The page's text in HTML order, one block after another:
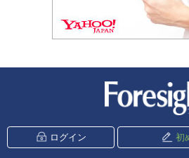
ログイン 初